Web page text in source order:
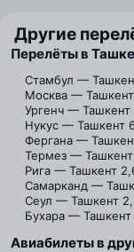
Другие
Перелёты в
Стамбул —
Москва — Ташкент
Ургенч — Ташкент
Нукус — Ташкент
Фергана —
Термез — Ташкент
Рига — Ташкент
Самарканд —
Сеул — Ташкент
Бухара — Ташкент
Авиабилеты в